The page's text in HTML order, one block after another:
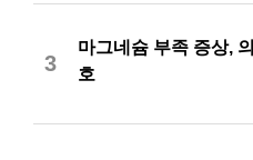
3
마그네슘 부족 증상,
호